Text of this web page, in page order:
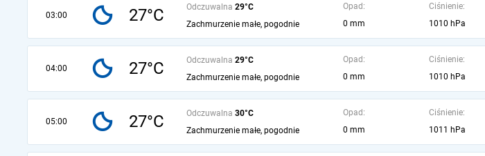
03:00 27°C Odczuwalna 29°C
Zachmurzenie małe, pogodnie
Opad:
0 mm
Ciśnienie:
1010 hPa
04:00 27°C Odczuwalna 29°C
Zachmurzenie małe, pogodnie
Opad:
0 mm
Ciśnienie:
1010 hPa
05:00 27°C Odczuwalna 30°C
Zachmurzenie małe, pogodnie
Opad:
0 mm
Ciśnienie:
1011 hPa